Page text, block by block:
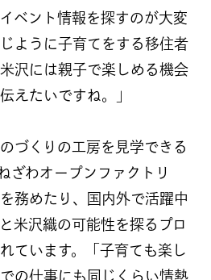
ベント情報を探すのが大変
ように子育てをする移住者
沢には親子で楽しめる機会
えたいですね。」
づくりの工房を見学できる
ざわオープンファクトリ
務めたり、国内外で活躍中
米沢織の可能性を探るプロ
ています。「子育ても楽し
の仕事にも同じくらい情熱